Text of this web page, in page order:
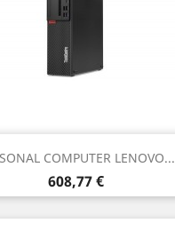
COMPUTER LENOVO...
Prezzo
608,77 €
Anteprima